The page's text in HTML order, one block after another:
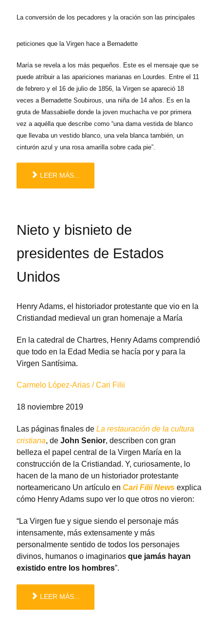
La conversión de los pecadores y la oración son las principales
peticiones que la Virgen hace a Bernadette
María se revela a los más pequeños. Este es el mensaje que se
puede atribuir a las apariciones marianas en Lourdes. Entre el 11
de febrero y el 16 de julio de 1856, la Virgen se apareció 18
veces a Bernadette Soubirous, una niña de 14 años. Es en la
gruta de Massabielle donde la joven muchacha ve por primera
vez a aquélla que describe como “una dama vestida de blanco
que llevaba un vestido blanco, una vela blanca también, un
cinturón azul y una rosa amarilla sobre cada pie”.
LEER MÁS...
Nieto y bisnieto de
presidentes de Estados
Unidos
Henry Adams, el historiador protestante que vio en la
Cristiandad medieval un gran homenaje a María
En la catedral de Chartres, Henry Adams comprendió
que todo en la Edad Media se hacía por y para la
Virgen Santísima.
Carmelo López-Arias / Cari Filii
18 noviembre 2019
Las páginas finales de La restauración de la cultura
cristiana, de John Senior, describen con gran
belleza el papel central de la Virgen María en la
construcción de la Cristiandad. Y, curiosamente, lo
hacen de la mano de un historiador protestante
norteamericano Un artículo en Cari Filii News explica
cómo Henry Adams supo ver lo que otros no vieron:
“La Virgen fue y sigue siendo el personaje más
intensamente, más extensamente y más
personalmente sentido de todos los personajes
divinos, humanos o imaginarios que jamás hayan
existido entre los hombres”.
LEER MÁS...